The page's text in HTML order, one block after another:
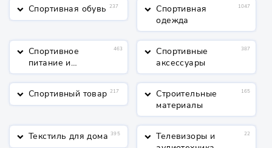
keyboard_arrow_down Спортивная обувь 237 keyboard_arrow_down Спортивная
одежда
1047
keyboard_arrow_down Спортивное
питание и
косметика
463 keyboard_arrow_down Спортивные
аксессуары
387
keyboard_arrow_down Спортивный товар 217 keyboard_arrow_down Строительные
материалы
165
keyboard_arrow_down Текстиль для дома 395 keyboard_arrow_down Телевизоры и
22